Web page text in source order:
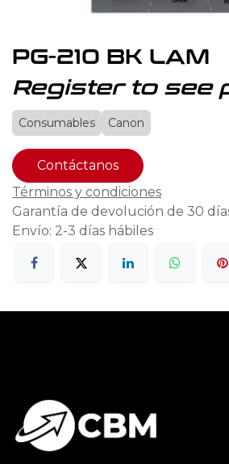
PG-210 BK LAM
Register to see
Consumables Canon
Contáctanos
Términos y condiciones
Garantía de devolución de 30
Envío: 2-3 días hábiles